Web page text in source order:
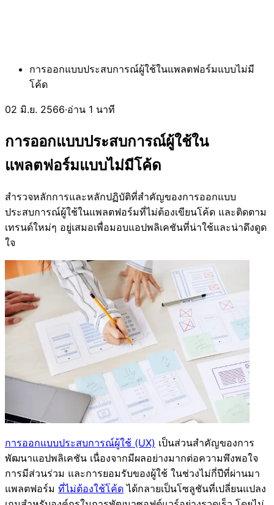
การออกแบบประสบการณ์ผู้ใช้ในแพลตฟอร์มแบบไม่มี
โค้ด
02 มิ.ย. 2566·อ่าน 1 นาที
การออกแบบประสบการณ์ผู้ใช้ใน
แพลตฟอร์มแบบไม่มีโค้ด
สำรวจหลักการและหลักปฏิบัติที่สำคัญของการออกแบบ
ประสบการณ์ผู้ใช้ในแพลตฟอร์มที่ไม่ต้องเขียนโค้ด และติดตาม
เทรนด์ใหม่ๆ อยู่เสมอเพื่อมอบแอปพลิเคชันที่น่าใช้และน่าดึงดูด
ใจ
การออกแบบประสบการณ์ผู้ใช้ (UX) เป็นส่วนสำคัญของการ
พัฒนาแอปพลิเคชัน เนื่องจากมีผลอย่างมากต่อความพึงพอใจ
การมีส่วนร่วม และการยอมรับของผู้ใช้ ในช่วงไม่กี่ปีที่ผ่านมา
แพลตฟอร์ม ที่ไม่ต้องใช้โค้ด ได้กลายเป็นโซลูชันที่เปลี่ยนแปลง